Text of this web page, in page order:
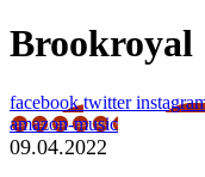
Brookroyal
facebooktwitter
amazon-music
09.04.2022